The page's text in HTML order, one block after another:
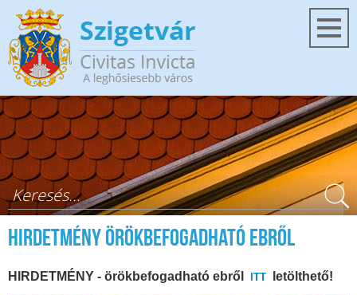
Ugrás a tartalomra
Keresés űrlap
HIRDETMÉNY ÖRÖKBEFOGADHATÓ EBRŐL
HIRDETMÉNY - örökbefogadható ebről ITT letölthető!